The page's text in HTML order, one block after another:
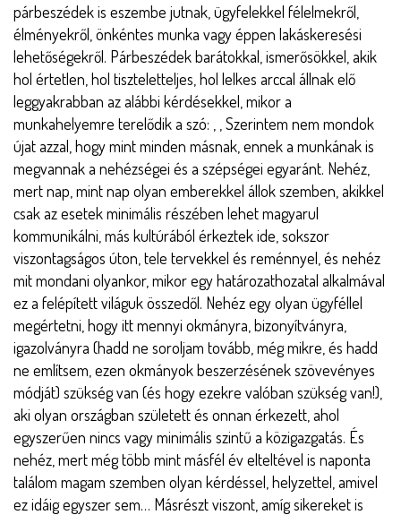
párbeszédek is eszembe jutnak, ügyfelekkel félelmekről,
élményekről, önkéntes munka vagy éppen lakáskeresési
lehetőségekről. Párbeszédek barátokkal, ismerősökkel, akik
hol értetlen, hol tiszteletteljes, hol lelkes arccal állnak elő
leggyakrabban az alábbi kérdésekkel, mikor a
munkahelyemre terelődik a szó:
Szerintem nem mondok
újat azzal, hogy mint minden másnak, ennek a munkának is
megvannak a nehézségei és a szépségei egyaránt. Nehéz,
mert nap, mint nap olyan emberekkel állok szemben, akikkel
csak az esetek minimális részében lehet magyarul
kommunikálni, más kultúrából érkeztek ide, sokszor
viszontagságos úton, tele tervekkel és reménnyel, és nehéz
mit mondani olyankor, mikor egy határozathozatal alkalmával
ez a felépített világuk összedől. Nehéz egy olyan ügyféllel
megértetni, hogy itt mennyi okmányra, bizonyítványra,
igazolványra (hadd ne soroljam tovább, még mikre, és hadd
ne említsem, ezen okmányok beszerzésének szövevényes
módját) szükség van (és hogy ezekre valóban szükség van!),
aki olyan országban született és onnan érkezett, ahol
egyszerűen nincs vagy minimális szintű a közigazgatás. És
nehéz, mert még több mint másfél év elteltével is naponta
találom magam szemben olyan kérdéssel, helyzettel, amivel
ez idáig egyszer sem… Másrészt viszont, amíg sikereket is